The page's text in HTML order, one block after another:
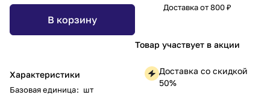
В корзину
Характеристики
Базовая единица: шт
Доставка от 800 ₽
Товар участвует в акции
Доставка со скидкой
50%